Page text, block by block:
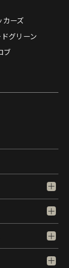
カーズ
グリーン
ブ